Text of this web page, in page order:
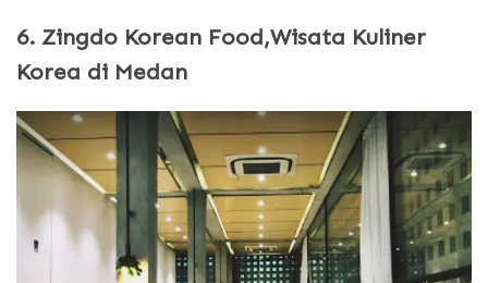
6. Zingdo Korean Food,Wisata Kuliner
Korea di Medan